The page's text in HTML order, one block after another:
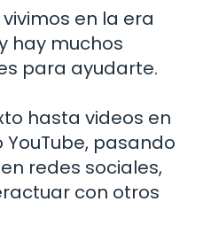
en la era
hay muchos
para ayudarte.
hasta videos en
pasando
redes sociales,
con otros